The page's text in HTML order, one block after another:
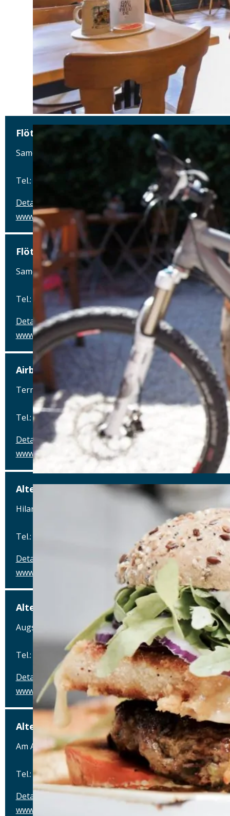
Flötzinger Bräustüberl
Samerstraße 17, 83022 Rosenheim
Tel.: Tel.: 08031-2326600
Details
www.floetzinger-braeustueberl.de
Flötzinger Bräustüberl
Samerstraße 17, 83022 Rosenheim
Tel.: Tel.: 08031-2326600
Details
www.floetzinger-braeustueberl.de
Airbräu am Flughafen München
Terminalstraße Mitte 18, 85356 München-Flughafen
Tel.: Tel.: 089 - 97593111
Details
www.airbraeu.de
Alte Brauerei Mertingen
Hilaria-Lechner-Straße 21, 86690 Mertingen
Tel.: Tel.: 09078-912320
Details
www.alte-brauerei-mertingen.de
Alte Posthalterei
Augsburger Straße 2, 86441 Zusmarshausen
Tel.: Tel.: 08291-858220
Details
www.posthalterei.com
Alter Schlachthof
Am Alten Schlachthof 9, 93055 Regensburg
Tel.: Tel.: 0941-4637770
Details
www.hotel-schlachthof-regensburg.de